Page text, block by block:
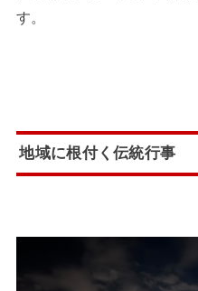
す。
地域に根付く伝統行事